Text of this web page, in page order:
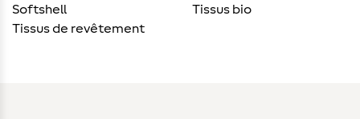
Softshell
Tissus de revêtement
Tissus bio